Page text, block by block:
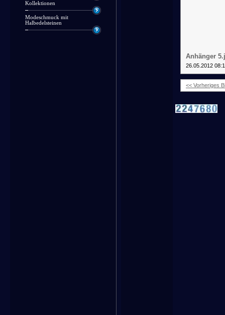
Kollektionen
Modeschmuck mit
Halbedelsteinen
Anhänger
26.05.2012
<< Vorheriges